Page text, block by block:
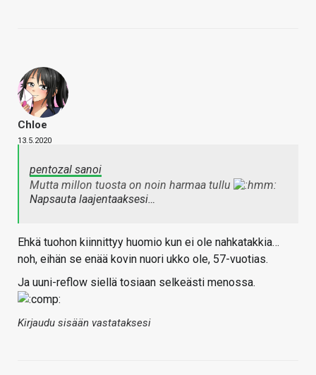
Chloe
13.5.2020
pentozal sanoi
Mutta millon tuosta on noin harmaa tullu
Napsauta laajentaaksesi…
Ehkä tuohon kiinnittyy huomio kun ei ole nahkatakkia…
noh, eihän se enää kovin nuori ukko ole, 57-vuotias.
Ja uuni-reflow siellä tosiaan selkeästi menossa.
Kirjaudu sisään vastataksesi